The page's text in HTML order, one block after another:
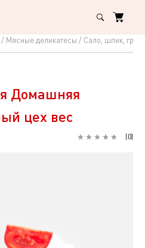
Мясные деликатесы Сало, шпик,
Домашняя
цех вес
(0)